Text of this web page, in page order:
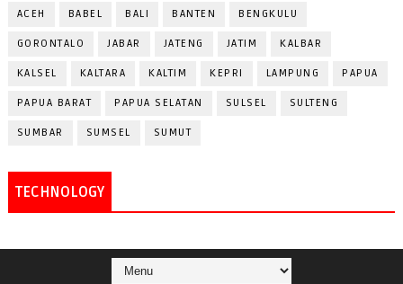
ACEH BABEL BALI BANTEN BENGKULU
GORONTALO JABAR JATENG JATIM KALBAR
KALSEL KALTARA KALTIM KEPRI LAMPUNG PAPUA
PAPUA BARAT PAPUA SELATAN SULSEL SULTENG
SUMBAR SUMSEL SUMUT
TECHNOLOGY